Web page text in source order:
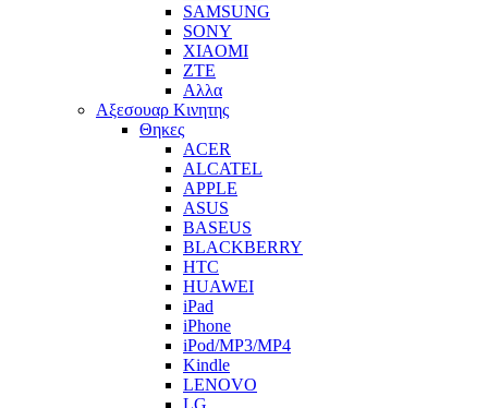
SAMSUNG
SONY
XIAOMI
ZTE
Αλλα
Αξεσουαρ Κινητης
Θηκες
ACER
ALCATEL
APPLE
ASUS
BASEUS
BLACKBERRY
HTC
HUAWEI
iPad
iPhone
iPod/MP3/MP4
Kindle
LENOVO
LG